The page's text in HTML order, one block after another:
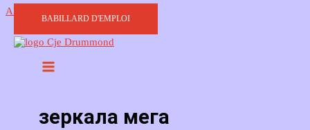
Aller au contenu
BABILLARD D'EMPLOI
зеркала мега